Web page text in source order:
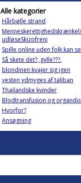
Alle kategorier
Hårbølle strand
udløseSkizofreni
Spille online uden folk kan
Så skete det?, gylle???.
blondinen kvajer sig igen
vesten ydmyges af taliban
Thailandske kvinder
Blodtransfusion og
Hvorfor?
Ansøgning